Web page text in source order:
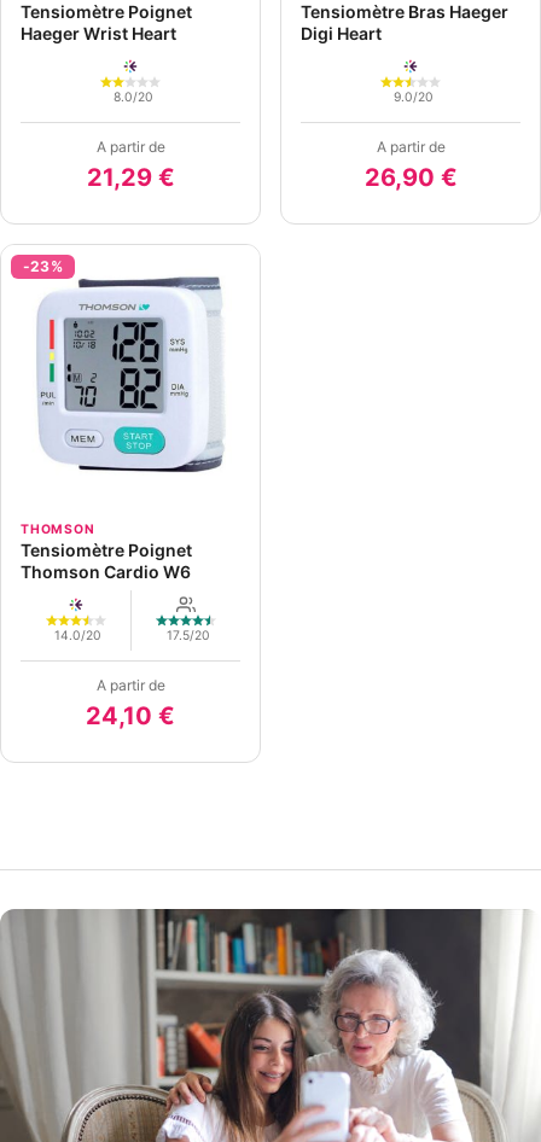
Tensiomètre Poignet
Haeger Wrist Heart
8.0/20
A partir de
21,29 €
Tensiomètre Bras Haeger
Digi Heart
9.0/20
A partir de
26,90 €
-23%
THOMSON
Tensiomètre Poignet
Thomson Cardio W6
14.0/20 17.5/20
A partir de
24,10 €